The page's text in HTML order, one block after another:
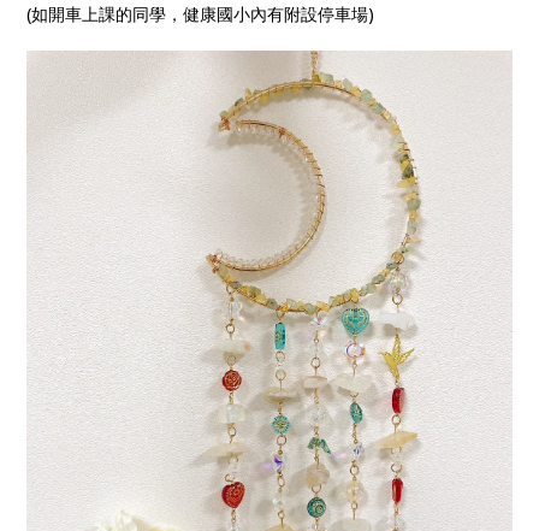
(如開車上課的同學，健康國小內有附設停車場)